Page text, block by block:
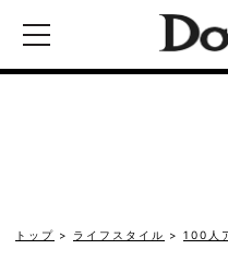
トップ ライフスタイル 100人